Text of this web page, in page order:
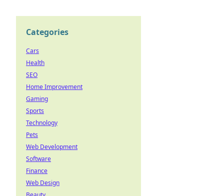
Categories
Cars
Health
SEO
Home Improvement
Gaming
Sports
Technology
Pets
Web Development
Software
Finance
Web Design